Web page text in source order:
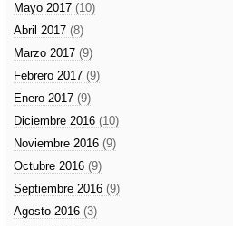
Mayo 2017 (10)
Abril 2017 (8)
Marzo 2017 (9)
Febrero 2017 (9)
Enero 2017 (9)
Diciembre 2016 (10)
Noviembre 2016 (9)
Octubre 2016 (9)
Septiembre 2016 (9)
Agosto 2016 (3)